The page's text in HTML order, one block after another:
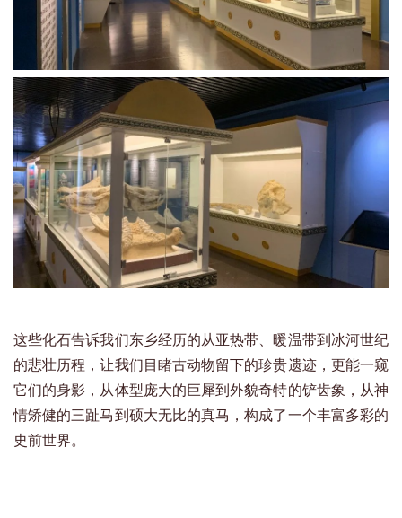
这些化石告诉我们东乡经历的从亚热带、暖温带到冰河世纪
的悲壮历程，让我们目睹古动物留下的珍贵遗迹，更能一窥
它们的身影，从体型庞大的巨犀到外貌奇特的铲齿象，从神
情矫健的三趾马到硕大无比的真马，构成了一个丰富多彩的
史前世界。